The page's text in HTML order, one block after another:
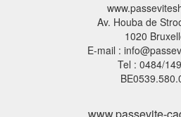
Av. Houba de
1020
E-mail :
Tel : 0484/